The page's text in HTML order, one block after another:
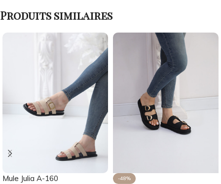
Produits similaires
Mule Julia A-160 -48%